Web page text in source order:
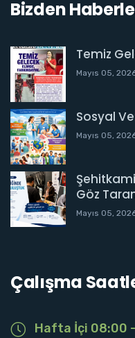
Bizden
Temiz
Mayıs 05,
Sosyal
Mayıs 05,
Göz
Mayıs 05,
Çalışma
Hafta İçi 08:00